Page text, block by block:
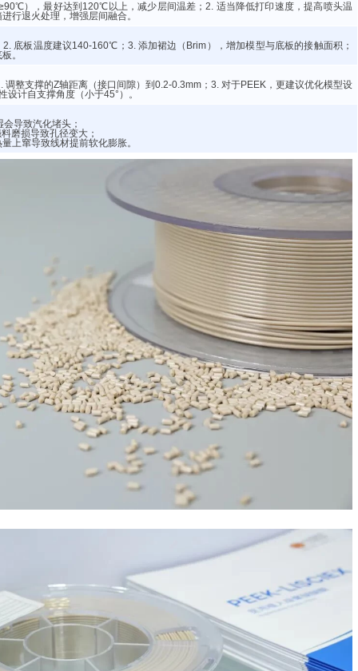
），最好达到120℃以上，减少层间温差；2. 适当降低打印速度，提高喷头温
行退火处理，增强层间融合。
底板温度建议140-160℃；3. 添加裙边（Brim），增加模型与底板的接触面积；
。
整支撑的Z轴距离（接口间隙）到0.2-0.3mm；3. 对于PEEK，更建议优化模型设
计自支撑角度（小于45°）。
导致汽化堵头；
磨损导致孔径变大；
上窜导致线材提前软化膨胀。